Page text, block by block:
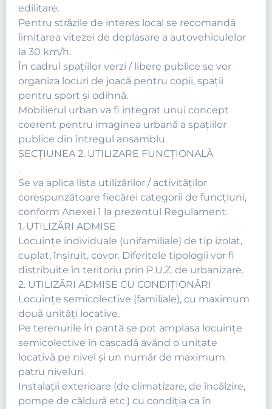
edilitare.
Pentru străzile de interes local se recomandă
limitarea vitezei de deplasare a autovehiculelor
la 30 km/h.
În cadrul spaţiilor verzi / libere publice se vor
organiza locuri de joacă pentru copii, spaţii
pentru sport şi odihnă.
Mobilierul urban va fi integrat unui concept
coerent pentru imaginea urbană a spaţiilor
publice din întregul ansamblu.
SECŢIUNEA 2. UTILIZARE FUNCŢIONALĂ
.
Se va aplica lista utilizărilor / activităţilor
corespunzătoare fiecărei categorii de funcţiuni,
conform Anexei 1 la prezentul Regulament.
1. UTILIZĂRI ADMISE
Locuinţe individuale (unifamiliale) de tip izolat,
cuplat, înşiruit, covor. Diferitele tipologii vor fi
distribuite în teritoriu prin P.U.Z. de urbanizare.
2. UTILIZĂRI ADMISE CU CONDIŢIONĂRI
Locuinţe semicolective (familiale), cu maximum
două unităţi locative.
Pe terenurile în pantă se pot amplasa locuinţe
semicolective în cascadă având o unitate
locativă pe nivel şi un număr de maximum
patru niveluri.
Instalaţii exterioare (de climatizare, de încălzire,
pompe de căldură etc.) cu condiţia ca în